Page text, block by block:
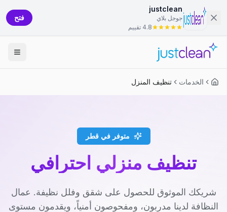
justclean
جوجل بلاي
4.8 تقييم
فتح
الخدمات تنظيف المنزل
متوفر في قطر
تنظيف منزلي احترافي
شريكك الموثوق للحصول على شقق وفلل نظيفة. عمال
النظافة لدينا مدربون، ومفحوصون أمنياً، ويقدمون مستوى